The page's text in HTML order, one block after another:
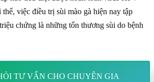
việc điều trị sùi mào gà hiện nay tập
chứng là những tổn thương sùi do bệnh
TƯ VẤN CHO CHUYÊN GIA